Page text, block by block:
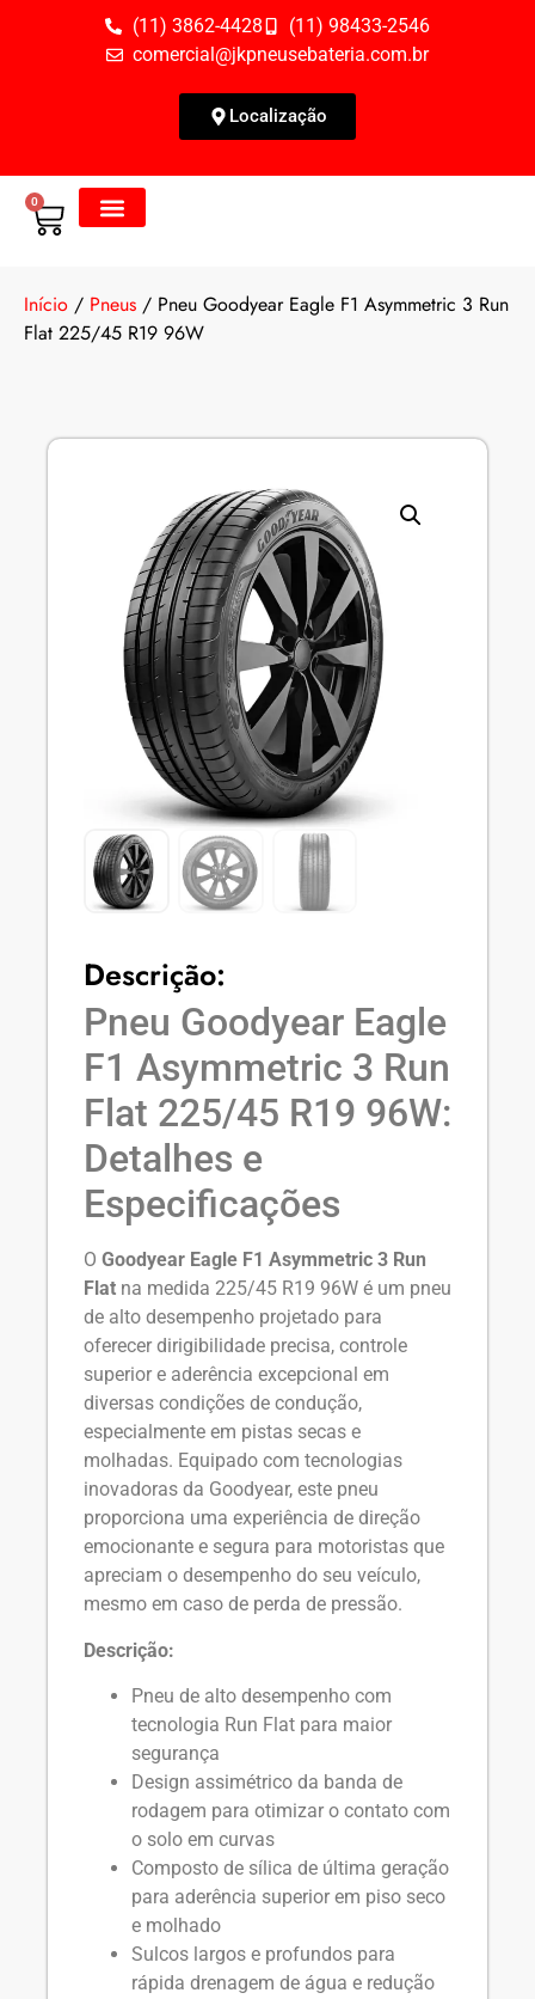
(11) 3862-4428
(11) 98433-2546
comercial@jkpneusebateria.com.br
Localização
0
Início / Pneus / Pneu Goodyear Eagle F1 Asymmetric 3 Run
Flat 225/45 R19 96W
Descrição:
Pneu Goodyear Eagle
F1 Asymmetric 3 Run
Flat 225/45 R19 96W:
Detalhes e
Especificações
O Goodyear Eagle F1 Asymmetric 3 Run
Flat na medida 225/45 R19 96W é um pneu
de alto desempenho projetado para
oferecer dirigibilidade precisa, controle
superior e aderência excepcional em
diversas condições de condução,
especialmente em pistas secas e
molhadas. Equipado com tecnologias
inovadoras da Goodyear, este pneu
proporciona uma experiência de direção
emocionante e segura para motoristas que
apreciam o desempenho do seu veículo,
mesmo em caso de perda de pressão.
Descrição:
Pneu de alto desempenho com
tecnologia Run Flat para maior
segurança
Design assimétrico da banda de
rodagem para otimizar o contato com
o solo em curvas
Composto de sílica de última geração
para aderência superior em piso seco
e molhado
Sulcos largos e profundos para
rápida drenagem de água e redução